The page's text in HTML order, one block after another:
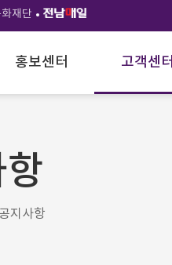
재단
홍보센터 고객센터
공지사항